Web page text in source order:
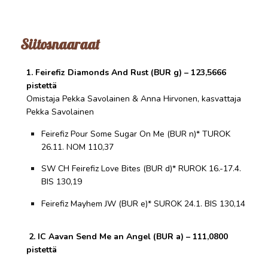
Siitosnaaraat
1. Feirefiz Diamonds And Rust (BUR g) – 123,5666
pistettä
Omistaja Pekka Savolainen & Anna Hirvonen, kasvattaja
Pekka Savolainen
Feirefiz Pour Some Sugar On Me (BUR n)* TUROK
26.11. NOM 110,37
SW CH Feirefiz Love Bites (BUR d)* RUROK 16.-17.4.
BIS 130,19
Feirefiz Mayhem JW (BUR e)* SUROK 24.1. BIS 130,14
2. IC Aavan Send Me an Angel (BUR a) – 111,0800
pistettä